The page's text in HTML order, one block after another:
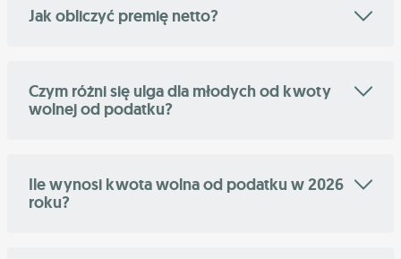
Jak obliczyć premię netto?
Czym różni się ulga dla młodych od kwoty
wolnej od podatku?
Ile wynosi kwota wolna od podatku w 2026
roku?